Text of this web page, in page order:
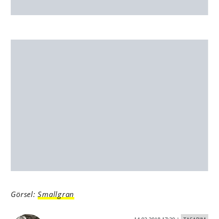
Haftanın İş İlanları